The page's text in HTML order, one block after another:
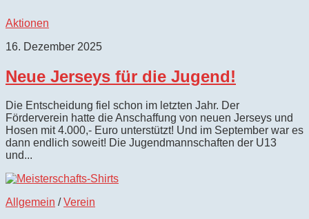
Aktionen
16. Dezember 2025
Neue Jerseys für die Jugend!
Die Entscheidung fiel schon im letzten Jahr. Der
Förderverein hatte die Anschaffung von neuen Jerseys und
Hosen mit 4.000,- Euro unterstützt! Und im September war es
dann endlich soweit! Die Jugendmannschaften der U13
und...
Allgemein / Verein